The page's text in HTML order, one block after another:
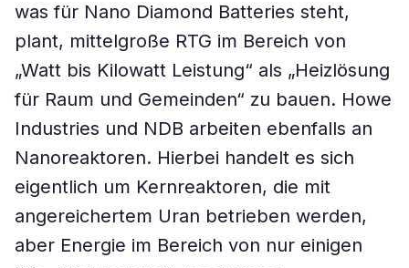
was für Nano Diamond Batteries steht,
plant, mittelgroße RTG im Bereich von
„Watt bis Kilowatt Leistung“ als „Heizlösung
für Raum und Gemeinden“ zu bauen. Howe
Industries und NDB arbeiten ebenfalls an
Nanoreaktoren. Hierbei handelt es sich
eigentlich um Kernreaktoren, die mit
angereichertem Uran betrieben werden,
aber Energie im Bereich von nur einigen